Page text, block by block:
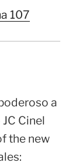
107
a
Cinel
the new